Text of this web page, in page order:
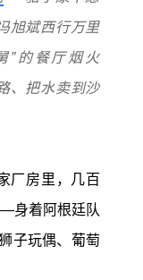
旭斌西行万里
”的餐厅烟火
、把水卖到沙
厂房里，几百
身着阿根廷队
子玩偶、葡萄